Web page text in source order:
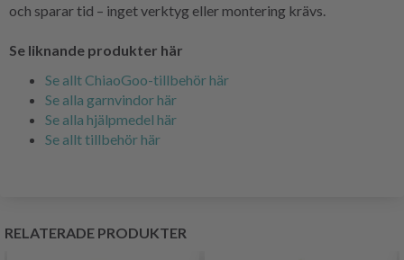
och sparar tid – inget verktyg eller montering krävs.
Se liknande produkter här
Se allt ChiaoGoo-tillbehör här
Se alla garnvindor här
Se alla hjälpmedel här
Se allt tillbehör här
RELATERADE PRODUKTER